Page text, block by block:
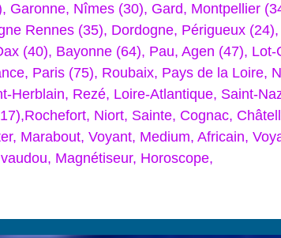
Garonne, Nîmes (30), Gard, Montpellier
Rennes (35), Dordogne, Périgueux (24),
(40), Bayonne (64), Pau, Agen (47), Lot-
Paris (75), Roubaix, Pays de la Loire,
Herblain, Rezé, Loire-Atlantique, Saint-
Niort, Sainte, Cognac,
Marabout, Voyant, Medium, Africain,
Magnétiseur, Horoscope,